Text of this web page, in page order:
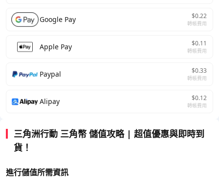
Google Pay $0.22
轉帳費用
Apple Pay $0.11
轉帳費用
Paypal $0.33
轉帳費用
Alipay $0.12
轉帳費用
三角洲行動 三角幣 儲值攻略 | 超值優惠與即時到
貨！
進行儲值所需資訊